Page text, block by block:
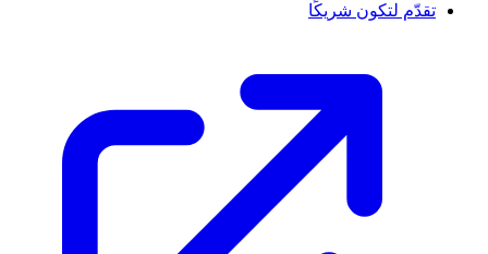
تقدّم لتكون شريكًا